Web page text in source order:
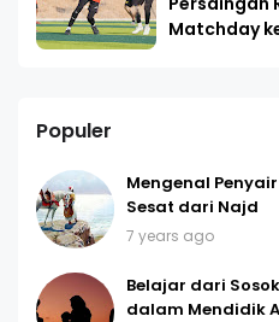
Matchday
Populer
Mengenal
Sesat dari Najd
7 years ago
Belajar dari
dalam Mendidik